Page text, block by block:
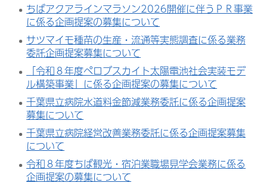
ちばアクアラインマラソン2026開催に伴うＰＲ事業
に係る企画提案の募集について
サツマイモ種苗の生産・流通等実態調査に係る業務
委託企画提案募集について
「令和８年度ペロブスカイト太陽電池社会実装モデ
ル構築事業」に係る企画提案の募集について
千葉県立病院水道料金節減業務委託に係る企画提案
募集について
千葉県立病院経営改善業務委託に係る企画提案募集
について
令和８年度ちば観光・宿泊業職場見学会業務に係る
企画提案の募集について